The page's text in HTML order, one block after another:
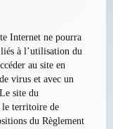
Internet ne pourra
liés à l’utilisation du
au site en
virus et avec un
site du
le territoire de
du Règlement